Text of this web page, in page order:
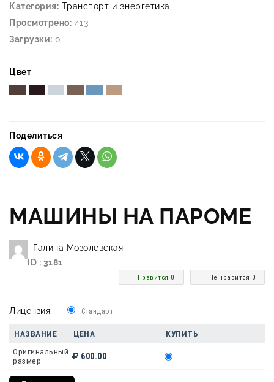
Категория: Транспорт и энергетика
Просмотрено: 413
Загрузки: 0
Цвет
Поделиться
МАШИНЫ НА ПАРОМЕ
Галина Мозолевская
ID : 3181
Не нравится 0
Нравится 0
Лицензия: Стандарт
НАЗВАНИЕ ЦЕНА
КУПИТЬ
Оригинальный
размер
600.00